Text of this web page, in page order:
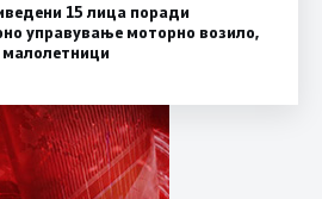
15 лица поради
управување моторно возило,